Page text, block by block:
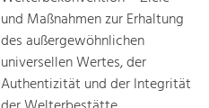
und Maßnahmen zur Erhaltung
des außergewöhnlichen
universellen Wertes, der
Authentizität und der Integrität